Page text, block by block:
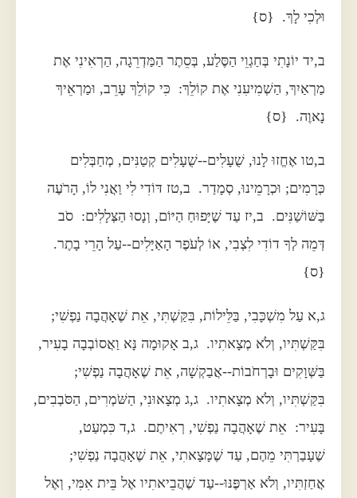
וּלְכִי לָךְ. {ס}
ב,יד יוֹנָתִי בְּחַגְוֵי הַסֶּלַע, בְּסֵתֶר הַמַּדְרֵגָה, הַרְאִינִי אֶת
מַרְאַיִךְ, הַשְׁמִיעִנִי אֶת קוֹלֵךְ: כִּי קוֹלֵךְ עָרֵב, וּמַרְאֵיךְ
נָאוֶה. {ס}
ב,טו אֶחֱזוּ לָנוּ, שֻׁעָלִים--שֻׁעָלִים קְטַנִּים, מְחַבְּלִים
כְּרָמִים; וּכְרָמֵינוּ, סְמָדַר. ב,טז דּוֹדִי לִי וַאֲנִי לוֹ, הָרֹעֶה
בַּשּׁוֹשַׁנִּים. ב,יז עַד שֶׁיָּפוּחַ הַיּוֹם, וְנָסוּ הַצְּלָלִים: סֹב
דְּמֵה לְךָ דוֹדִי לִצְבִי, אוֹ לְעֹפֶר הָאַיָּלִים--עַל הָרֵי בָתֶר.
{ס}
ג,א עַל מִשְׁכָּבִי, בַּלֵּילוֹת, בִּקַּשְׁתִּי, אֵת שֶׁאָהֲבָה נַפְשִׁי;
בִּקַּשְׁתִּיו, וְלֹא מְצָאתִיו. ג,ב אָקוּמָה נָּא וַאֲסוֹבְבָה בָעִיר,
בַּשְּׁוָקִים וּבָרְחֹבוֹת--אֲבַקְשָׁה, אֵת שֶׁאָהֲבָה נַפְשִׁי;
בִּקַּשְׁתִּיו, וְלֹא מְצָאתִיו. ג,ג מְצָאוּנִי, הַשֹּׁמְרִים, הַסֹּבְבִים,
בָּעִיר: אֵת שֶׁאָהֲבָה נַפְשִׁי, רְאִיתֶם. ג,ד כִּמְעַט,
שֶׁעָבַרְתִּי מֵהֶם, עַד שֶׁמָּצָאתִי, אֵת שֶׁאָהֲבָה נַפְשִׁי;
אֲחַזְתִּיו, וְלֹא אַרְפֶּנּוּ--עַד שֶׁהֲבֵיאתִיו אֶל בֵּית אִמִּי, וְאֶל